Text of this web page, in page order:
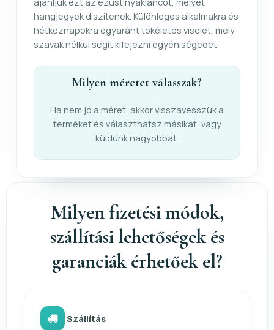
hangjegyek díszítenek. Különleges alkalmakra és
hétköznapokra egyaránt tökéletes viselet, mely
szavak nélkül segít kifejezni egyéniségedet.
Milyen méretet válasszak?
Ha nem jó a méret, akkor visszavesszük a
terméket és választhatsz másikat, vagy
küldünk nagyobbat.
Milyen fizetési módok,
szállítási lehetőségek és
garanciák érhetőek el?
Szállítás